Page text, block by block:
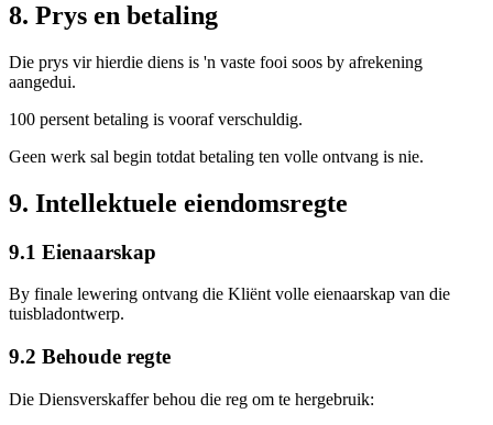
8. Prys en betaling
Die prys vir hierdie diens is 'n vaste fooi soos by afrekening
aangedui.
100 persent betaling is vooraf verschuldig.
Geen werk sal begin totdat betaling ten volle ontvang is nie.
9. Intellektuele eiendomsregte
9.1 Eienaarskap
By finale lewering ontvang die Kliënt volle eienaarskap van die
tuisbladontwerp.
9.2 Behoude regte
Die Diensverskaffer behou die reg om te hergebruik: